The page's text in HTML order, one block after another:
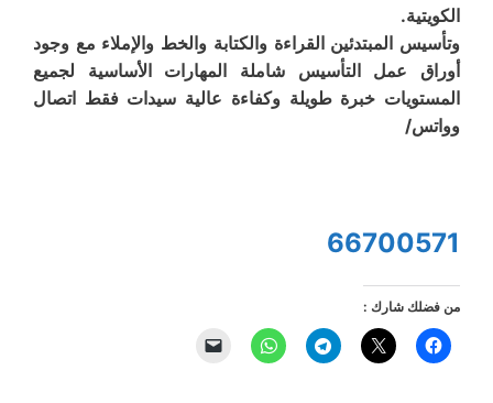
الكويتية.
وتأسيس المبتدئين القراءة والكتابة والخط والإملاء مع وجود
أوراق عمل التأسيس شاملة المهارات الأساسية لجميع
المستويات خبرة طويلة وكفاءة عالية سيدات فقط اتصال
وواتس/
66700571
من فضلك شارك :